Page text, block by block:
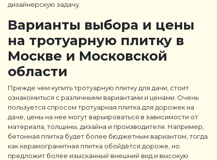
дизайнерскую задачу.
Варианты выбора и цены
на тротуарную плитку в
Москве и Московской
области
Прежде чем купить тротуарную плитку для дачи, стоит
ознакомиться с различными вариантами и ценами. Очень
пользуется спросом тротуарная плитка для дорожек на
даче, цены на нее могут варьироваться в зависимости от
материала, толщины, дизайна и производителя. Например,
бетонная плитка будет более бюджетным вариантом, тогда
как керамогранитная плитка обойдётся дороже, но
предложит более изысканный внешний вид и высокую